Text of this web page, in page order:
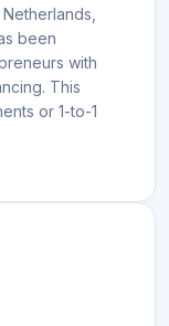
been
with
This
or 1-to-1